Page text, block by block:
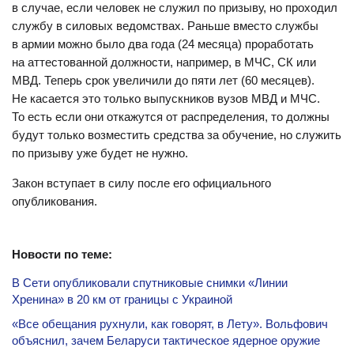
в случае, если человек не служил по призыву, но проходил
службу в силовых ведомствах. Раньше вместо службы
в армии можно было два года (24 месяца) проработать
на аттестованной должности, например, в МЧС, СК или
МВД. Теперь срок увеличили до пяти лет (60 месяцев).
Не касается это только выпускников вузов МВД и МЧС.
То есть если они откажутся от распределения, то должны
будут только возместить средства за обучение, но служить
по призыву уже будет не нужно.
Закон вступает в силу после его официального
опубликования.
Новости по теме:
В Сети опубликовали спутниковые снимки «Линии
Хренина» в 20 км от границы с Украиной
«Все обещания рухнули, как говорят, в Лету». Вольфович
объяснил, зачем Беларуси тактическое ядерное оружие